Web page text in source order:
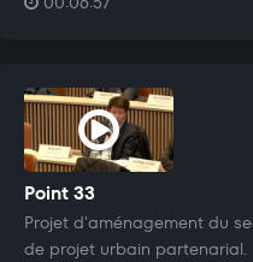
Point 33
Projet d'aménagement du
de projet urbain partenarial.